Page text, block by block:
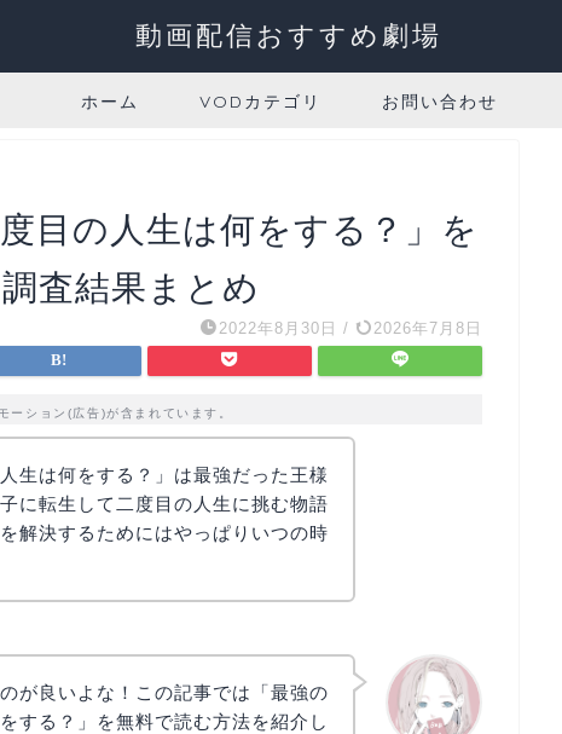
動画配信おすすめ劇場
ホーム VODカテゴリ お問い合わせ
目の人生は何をする？」を
査結果まとめ
2022年8月30日 / 2026年7月8日
ーション(広告)が含まれています。
生は何をする？」は最強だった王様
に転生して二度目の人生に挑む物語
解決するためにはやっぱりいつの時
が良いよな！この記事では「最強の
する？」を無料で読む方法を紹介し